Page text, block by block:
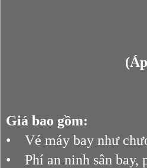
Giá bao gồm:
• Vé máy bay như
• Phí an ninh sân bay,